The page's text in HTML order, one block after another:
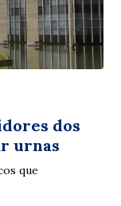
dos
urnas
que